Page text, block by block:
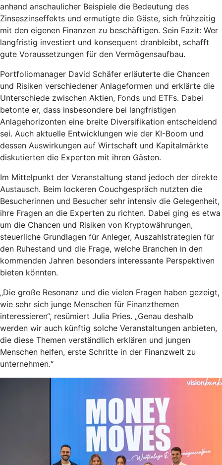
anhand anschaulicher Beispiele die Bedeutung des
Zinseszinseffekts und ermutigte die Gäste, sich frühzeitig
mit den eigenen Finanzen zu beschäftigen. Sein Fazit: Wer
langfristig investiert und konsequent dranbleibt, schafft
gute Voraussetzungen für den Vermögensaufbau.
Portfoliomanager David Schäfer erläuterte die Chancen
und Risiken verschiedener Anlageformen und erklärte die
Unterschiede zwischen Aktien, Fonds und ETFs. Dabei
betonte er, dass insbesondere bei langfristigen
Anlagehorizonten eine breite Diversifikation entscheidend
sei. Auch aktuelle Entwicklungen wie der KI-Boom und
dessen Auswirkungen auf Wirtschaft und Kapitalmärkte
diskutierten die Experten mit ihren Gästen.
Im Mittelpunkt der Veranstaltung stand jedoch der direkte
Austausch. Beim lockeren Couchgespräch nutzten die
Besucherinnen und Besucher sehr intensiv die Gelegenheit,
ihre Fragen an die Experten zu richten. Dabei ging es etwa
um die Chancen und Risiken von Kryptowährungen,
steuerliche Grundlagen für Anleger, Auszahlstrategien für
den Ruhestand und die Frage, welche Branchen in den
kommenden Jahren besonders interessante Perspektiven
bieten könnten.
„Die große Resonanz und die vielen Fragen haben gezeigt,
wie sehr sich junge Menschen für Finanzthemen
interessieren“, resümiert Julia Pries. „Genau deshalb
werden wir auch künftig solche Veranstaltungen anbieten,
die diese Themen verständlich erklären und jungen
Menschen helfen, erste Schritte in der Finanzwelt zu
unternehmen.“